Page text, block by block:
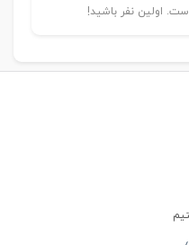
اولین نفر باشید!